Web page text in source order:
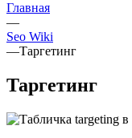
Главная
—
Seo Wiki
—Таргетинг
Таргетинг